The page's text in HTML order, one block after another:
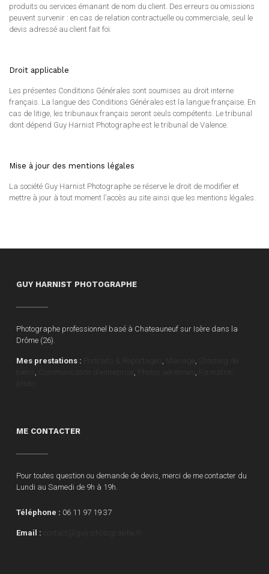
produits ou services émanant de nom du client. Des erreurs ou omissions
peuvent survenir : en cas de relation contractuelle ou commerciale, seul le
devis adressé au client fait foi.
Droit applicable
Les présentes Conditions Générales sont soumises au droit interne
français. La langue des Conditions Générales est la langue française. En
cas de litige, les tribunaux français seront seuls compétents. Le tribunal
dont dépend Guy Harnist Photographe est le tribunal de Valence.
Mise à jour des mentions légales
La société Guy Harnist Photographe se réserve le droit de modifier et
mettre à jour à tout moment l’accès au site ainsi que les mentions légales.
GUY HARNIST PHOTOGRAPHE
Photographe professionnel basé à Chateauneuf sur Isère dans la
Drôme (26).
Mes prestations : , ,
, , ,
ME CONTACTER
Pour toutes question ou demande de devis, merci de me contacter du
Lundi au Samedi de 9h à 19h.
Téléphone : 06 11 97 19 37
Email :